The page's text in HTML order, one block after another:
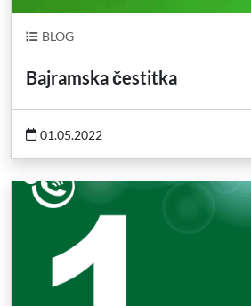
BLOG
Bajramska čestitka
01.05.2022